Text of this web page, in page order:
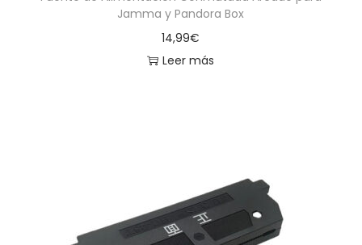
Jamma y Pandora Box
14,99€
Leer más